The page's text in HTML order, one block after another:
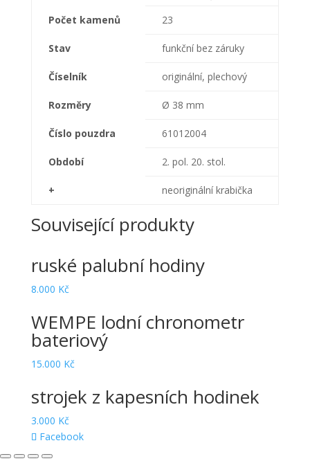
Počet kamenů
23
Stav funkční bez záruky
Číselník originální, plechový
Rozměry Ø 38 mm
Číslo pouzdra 61012004
Období 2. pol. 20. stol.
+ neoriginální krabička
Související produkty
ruské palubní hodiny
8.000 Kč
WEMPE lodní chronometr
bateriový
15.000 Kč
strojek z kapesních hodinek
3.000 Kč
Facebook